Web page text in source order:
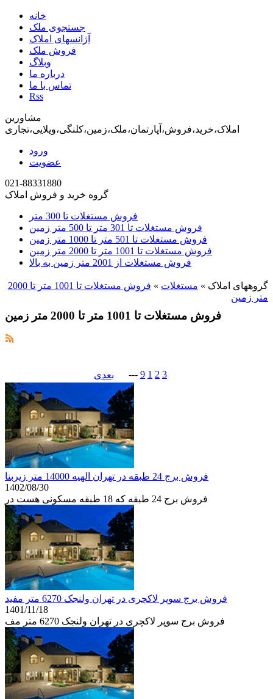
خانه
جستجوی ملک
آژانسهای املاک
فروش ملک
وبلاگ
درباره ما
تماس با ما
Rss
مشاورین
املاک،خرید،فروش،آپارتمان،ملک،زمین،کلنگی،ویلایی،تجاری
ورود
عضویت
021-88331880
گروه خرید و فروش املاک
فروش مستغلات تا 300 متر
فروش مستغلات تا 301 متر تا 500 متر زمین
فروش مستغلات تا 501 متر تا 1000 متر زمین
فروش مستغلات تا 1001 متر تا 2000 متر زمین
فروش مستغلات از 2001 متر زمین به بالا
گروههای املاک » مستغلات »
فروش مستغلات تا 1001 متر تا 2000
متر زمین
فروش مستغلات تا 1001 متر تا 2000 متر زمین
9 1 2 3
--- بعدی
فروش برج 24 طبقه در تهران الهیه 14000 متر زیربنا
1402/08/30
فروش برج 24 طبقه که 18 طبقه مسکونی هست در
فروش برج سوپر لاکچری در تهران ولنجک 6270 متر مفید
1401/11/18
فروش برج سوپر لاکچری در تهران ولنجک 6270 متر مف